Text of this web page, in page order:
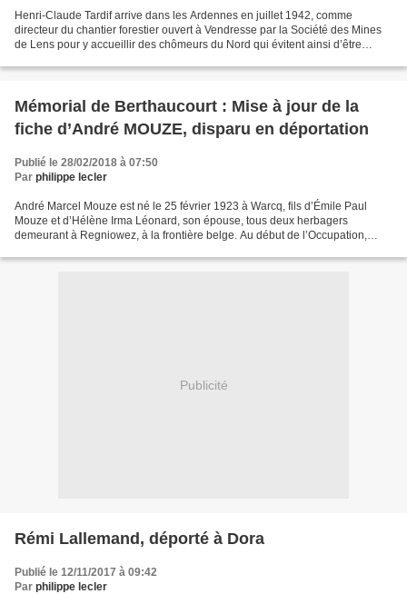
Henri-Claude Tardif arrive dans les Ardennes en juillet 1942, comme
directeur du chantier forestier ouvert à Vendresse par la Société des Mines
de Lens pour y accueillir des chômeurs du Nord qui évitent ainsi d’être
Mémorial de Berthaucourt : Mise à jour de la
fiche d’André MOUZE, disparu en déportation
Publié le 28/02/2018 à 07:50
Par philippe lecler
André Marcel Mouze est né le 25 février 1923 à Warcq, fils d’Émile Paul
Mouze et d’Hélène Irma Léonard, son épouse, tous deux herbagers
demeurant à Regniowez, à la frontière belge. Au début de l’Occupation,
Publicité
Rémi Lallemand, déporté à Dora
Publié le 12/11/2017 à 09:42
Par philippe lecler